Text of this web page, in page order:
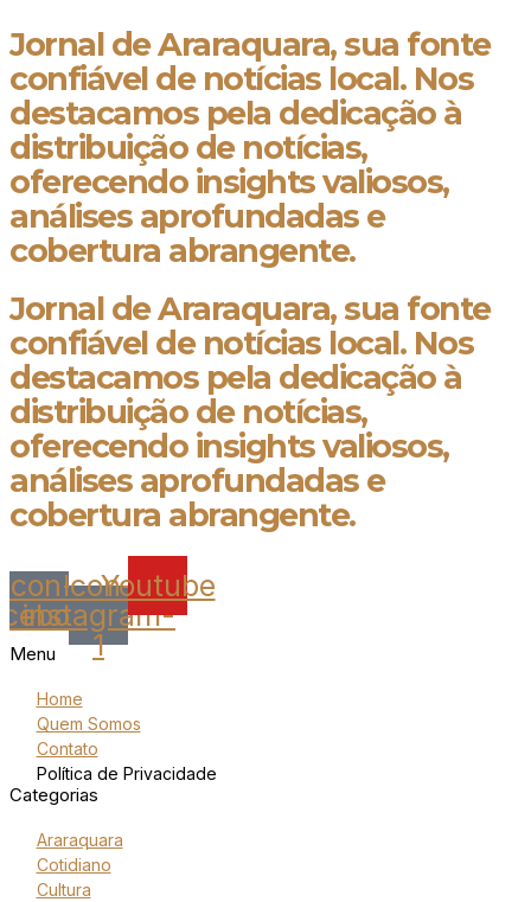
Jornal de Araraquara, sua fonte
confiável de notícias local. Nos
destacamos pela dedicação à
distribuição de notícias,
oferecendo insights valiosos,
análises aprofundadas e
cobertura abrangente.
Jornal de Araraquara, sua fonte
confiável de notícias local. Nos
destacamos pela dedicação à
distribuição de notícias,
oferecendo insights valiosos,
análises aprofundadas e
cobertura abrangente.
Icon-Icon-
instagram-
1
Youtube
Menu
Home
Quem Somos
Contato
Política de Privacidade
Categorias
Araraquara
Cotidiano
Cultura